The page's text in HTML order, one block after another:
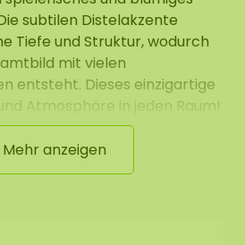
subtilen Distelakzente
Tiefe und Struktur, wodurch
mit vielen
entsteht. Dieses einzigartige
Atmosphäre in jeden Raum!
Beispiel eines
in der Größe 100 x 100
Mehr anzeigen